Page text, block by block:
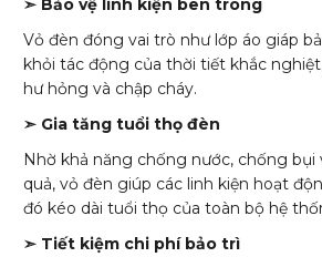
➣ Bảo vệ linh kiện bên trong
Vỏ đèn đóng vai trò như lớp áo giáp
khỏi tác động của thời tiết khắc
hư hỏng và chập cháy.
➣ Gia tăng tuổi thọ đèn
Nhờ khả năng chống nước, chống bụi
quả, vỏ đèn giúp các linh kiện hoạt
đó kéo dài tuổi thọ của toàn bộ hệ
➣ Tiết kiệm chi phí bảo trì